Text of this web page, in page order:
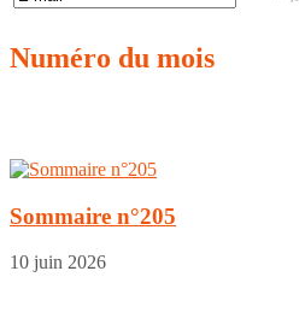
Numéro du mois
Sommaire n°205
10 juin 2026